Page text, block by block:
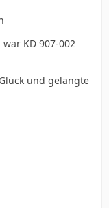
KD 907-002
und gelangte